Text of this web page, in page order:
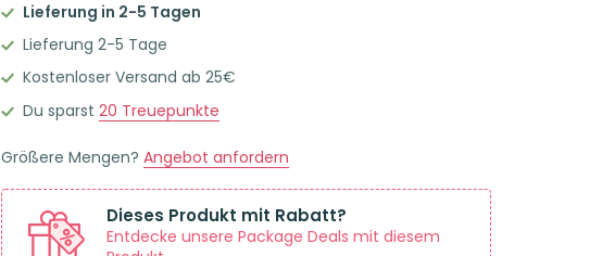
Edge
XB
Kugelschreiber
Grün
Lieferung in 2-5 Tagen
Lieferung 2-5 Tage
Kostenloser Versand ab 25€
Du sparst 20 Treuepunkte
Größere Mengen? Angebot anfordern
Dieses Produkt mit Rabatt?
Entdecke unsere Package Deals mit diesem